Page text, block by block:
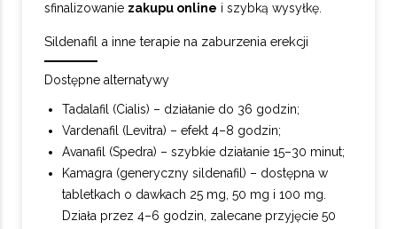
sfinalizowanie zakupu online i szybką wysyłkę.
Sildenafil a inne terapie na zaburzenia erekcji
Dostępne alternatywy
Tadalafil (Cialis) – działanie do 36 godzin;
Vardenafil (Levitra) – efekt 4–8 godzin;
Avanafil (Spedra) – szybkie działanie 15–30 minut;
Kamagra (generyczny sildenafil) – dostępna w
tabletkach o dawkach 25 mg, 50 mg i 100 mg.
Działa przez 4–6 godzin, zalecane przyjęcie 50